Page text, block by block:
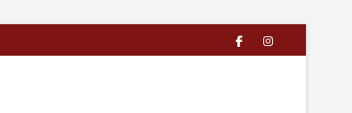
facebook
in